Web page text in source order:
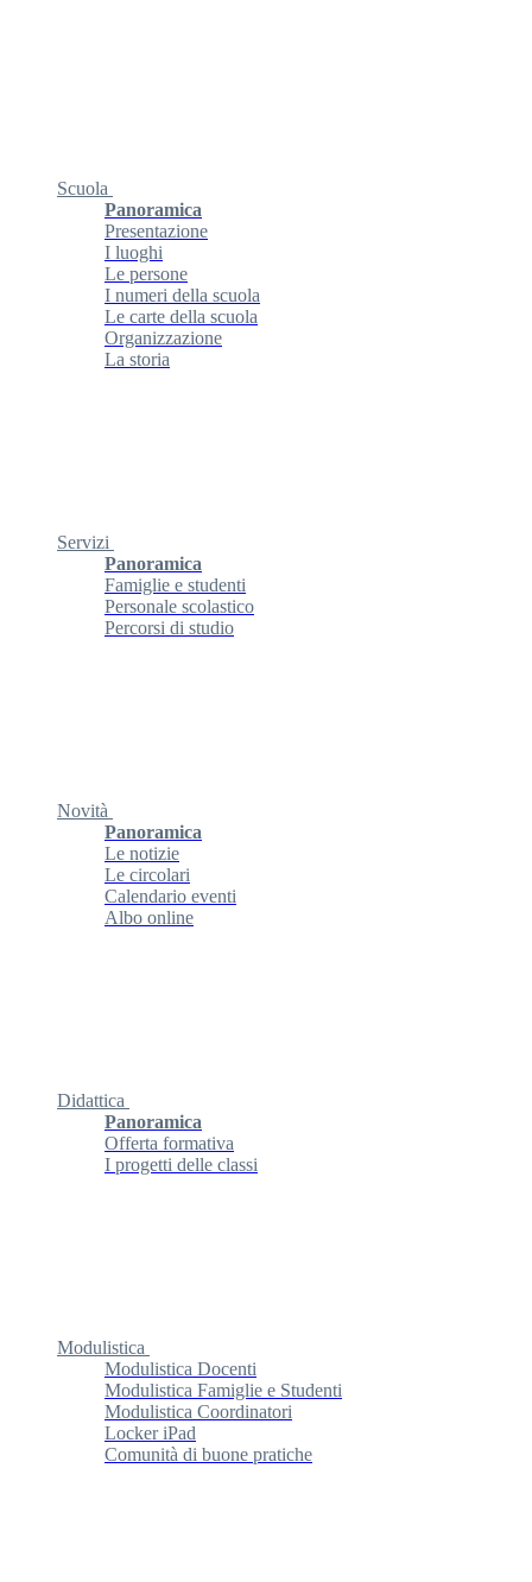
Scuola
Panoramica
Presentazione
I luoghi
Le persone
I numeri della scuola
Le carte della scuola
Organizzazione
La storia
Servizi
Panoramica
Famiglie e studenti
Personale scolastico
Percorsi di studio
Novità
Panoramica
Le notizie
Le circolari
Calendario eventi
Albo online
Didattica
Panoramica
Offerta formativa
I progetti delle classi
Modulistica
Modulistica Docenti
Modulistica Famiglie e Studenti
Modulistica Coordinatori
Locker iPad
Comunità di buone pratiche